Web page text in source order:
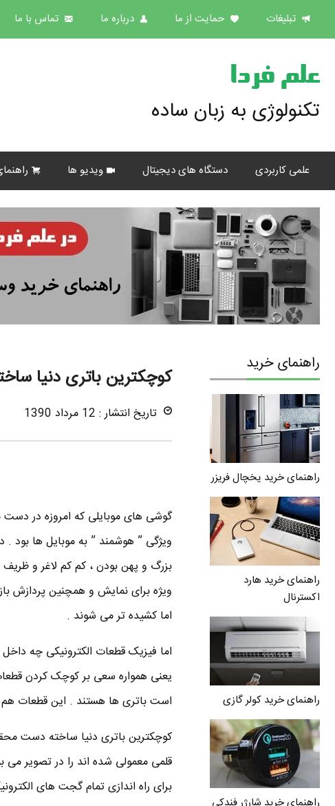
تبلیغات حمایت از ما درباره ما تماس با ما
علم فردا
تکنولوژی به زبان ساده
علمی کاربردی دستگاه های دیجیتال ویدیو ها
راهنمای خرید
راهنمای خرید یخچال فریزر
راهنمای خرید هارد
اکسترنال
راهنمای خرید کولر گازی
کوچکترین باتری دنیا
تاریخ انتشار : 12 مرداد 1390
ویژگی ” هوشمند ” به موبایل ها بود
بزرگ و پهن بودن ، کم کم لاغر و
ویژه برای نمایش و همچنین پردازش
اما کشیده تر می شوند .
اما فیزیک قطعات الکترونیکی چه
یعنی همواره سعی بر کوچک کردن
است باتری ها هستند . این قطعات هم
برای راه اندازی تمام گجت های